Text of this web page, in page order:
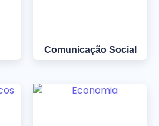
Comunicação Social